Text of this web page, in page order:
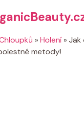
»Holení »Jak
metody!